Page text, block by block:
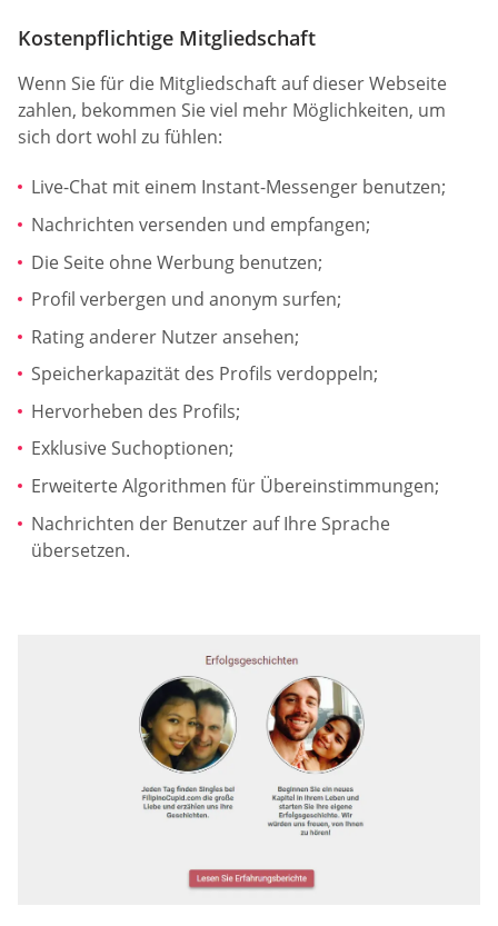
Kostenpflichtige Mitgliedschaft
Wenn Sie für die Mitgliedschaft auf dieser Webseite
zahlen, bekommen Sie viel mehr Möglichkeiten, um
sich dort wohl zu fühlen:
Live-Chat mit einem Instant-Messenger benutzen;
Nachrichten versenden und empfangen;
Die Seite ohne Werbung benutzen;
Profil verbergen und anonym surfen;
Rating anderer Nutzer ansehen;
Speicherkapazität des Profils verdoppeln;
Hervorheben des Profils;
Exklusive Suchoptionen;
Erweiterte Algorithmen für Übereinstimmungen;
Nachrichten der Benutzer auf Ihre Sprache
übersetzen.